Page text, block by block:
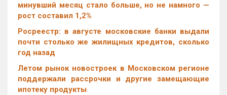
минувший месяц стало больше, но не намного —
рост составил 1,2%
Росреестр: в августе московские банки выдали
почти столько же жилищных кредитов, сколько
год назад
Летом рынок новостроек в Московском регионе
поддержали рассрочки и другие замещающие
ипотеку продукты